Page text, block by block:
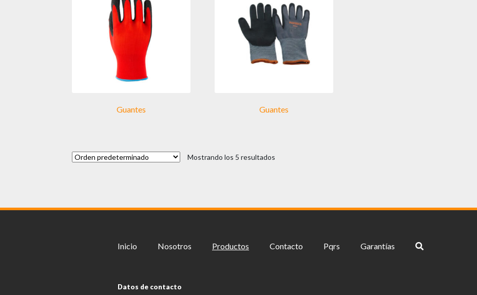
Guantes Guantes
Mostrando los 5 resultados
Inicio Nosotros Productos Contacto Pqrs Garantías
Datos de contacto